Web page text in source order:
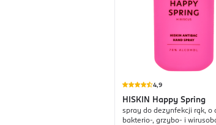
4,9
HISKIN Happy Spring
spray do dezynfekcji rąk, o
bakterio-, grzybo- i